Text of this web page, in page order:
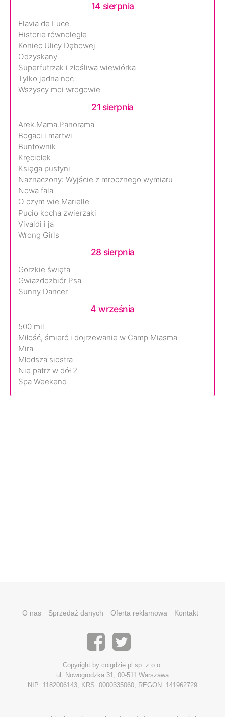
14 sierpnia
Flavia de Luce
Historie równoległe
Koniec Ulicy Dębowej
Odzyskany
Superfutrzak i złośliwa wiewiórka
Tylko jedna noc
Wszyscy moi wrogowie
21 sierpnia
Arek.Mama.Panorama
Bogaci i martwi
Buntownik
Kręciołek
Księga pustyni
Naznaczony: Wyjście z mrocznego wymiaru
Nowa fala
O czym wie Marielle
Pucio kocha zwierzaki
Vivaldi i ja
Wrong Girls
28 sierpnia
Gorzkie święta
Gwiazdozbiór Psa
Sunny Dancer
4 września
500 mil
Miłość, śmierć i dojrzewanie w Camp Miasma
Mira
Młodsza siostra
Nie patrz w dół 2
Spa Weekend
O nas Sprzedaż danych Oferta reklamowa Kontakt
Copyright by coigdzie.pl sp. z o.o.
ul. Nowogrodzka 31, 00-511 Warszawa
NIP: 1182006143, KRS: 0000335060, REGON: 141962729